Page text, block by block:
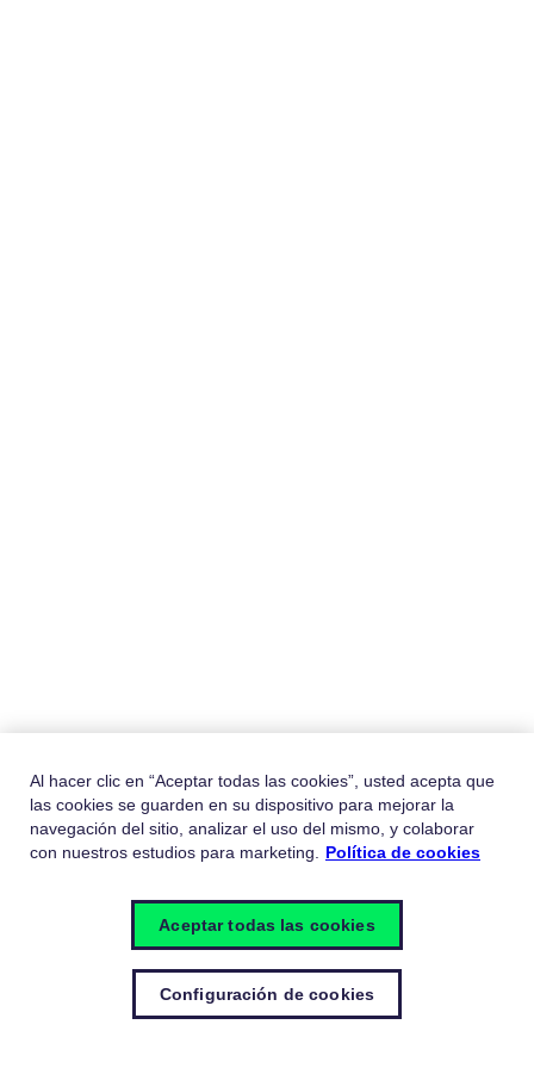
Al hacer clic en “Aceptar todas las cookies”, usted acepta que
las cookies se guarden en su dispositivo para mejorar la
navegación del sitio, analizar el uso del mismo, y colaborar
con nuestros estudios para marketing.
Política de cookies
Configuración de cookies
Aceptar todas las cookies